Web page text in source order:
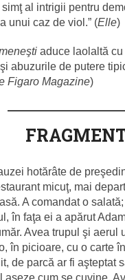
al intrigii pentru
unui caz de viol.” (Elle)
aduce laolaltă
abuzurile de putere
Figaro Magazine)
hotărâte de
micuţ, mai
A comandat o
în faţa ei a apărut
Avea trupul şi aerul
în picioare, cu o carte
de parcă ar fi aşteptat
aşeze cum se cuvine.